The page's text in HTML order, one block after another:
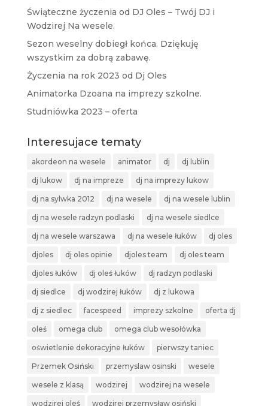
Świąteczne życzenia od DJ Oles – Twój DJ i
Wodzirej Na wesele.
Sezon weselny dobiegł końca. Dziękuję
wszystkim za dobrą zabawę.
Życzenia na rok 2023 od Dj Oles
Animatorka Dzoana na imprezy szkolne.
Studniówka 2023 – oferta
Interesujace tematy
akordeon na wesele animator dj dj lublin
dj lukow dj na impreze dj na imprezy lukow
dj na sylwka 2012 dj na wesele dj na wesele lublin
dj na wesele radzyn podlaski dj na wesele siedlce
dj na wesele warszawa dj na wesele łuków dj oles
djoles dj oles opinie djoles team dj oles team
djoles łuków dj oleś łuków dj radzyn podlaski
dj siedlce dj wodzirej łuków dj z lukowa
dj z siedlec facespeed imprezy szkolne oferta dj
oleś omega club omega club wesołówka
oświetlenie dekoracyjne łuków pierwszy taniec
Przemek Osiński przemyslaw osinski wesele
wesele z klasą wodzirej wodzirej na wesele
wodzirej oleś wodzirej przemysław osiński